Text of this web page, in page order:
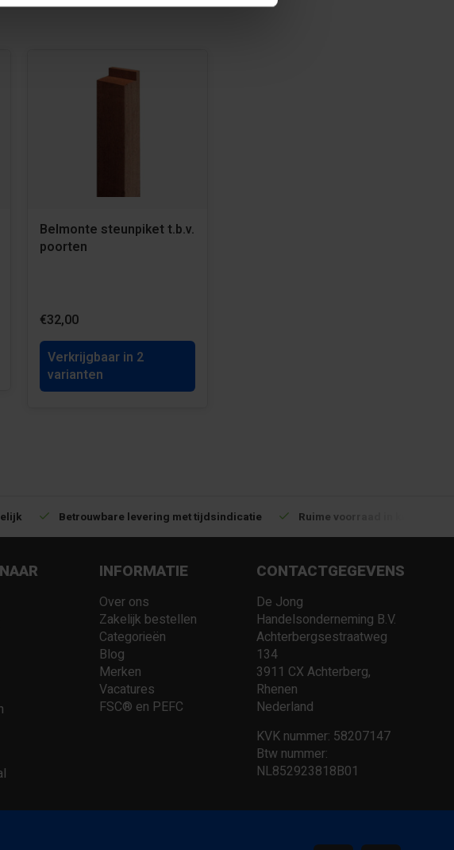
Belmonte steunpiket t.b.v.
poorten
€32,00
Verkrijgbaar in 2
varianten
Betrouwbare levering met tijdsindicatie Ruime voorraad in
INFORMATIE
Over ons
Zakelijk bestellen
Categorieën
Blog
Merken
Vacatures
FSC® en PEFC
CONTACTGEGEVENS
De Jong
Handelsonderneming B.V.
Achterbergsestraatweg
134
3911 CX Achterberg,
Rhenen
Nederland
KVK nummer: 58207147
Btw nummer:
NL852923818B01